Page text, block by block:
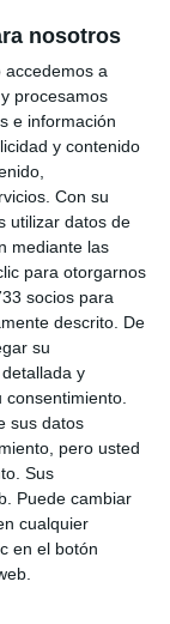
nosotros
accedemos a
procesamos
e información
y contenido
Con su
utilizar datos de
mediante las
para otorgarnos
socios para
descrito. De
su
y
consentimiento.
sus datos
pero usted
Sus
Puede cambiar
cualquier
en el botón